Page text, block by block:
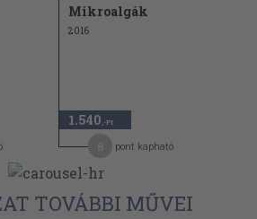
Mikroalgák
2016
1.540 ,-Ft
pont kapható
TOVÁBBI MŰVEI